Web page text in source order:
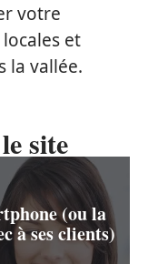
votre
et
la vallée.
site
(ou la
à ses clients)